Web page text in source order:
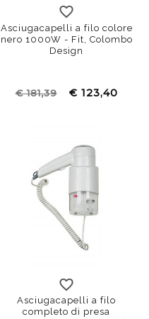
Asciugacapelli a filo colore
nero 1000W - Fit, Colombo
Design
€ 181,39 € 123,40
Asciugacapelli a filo
completo di presa